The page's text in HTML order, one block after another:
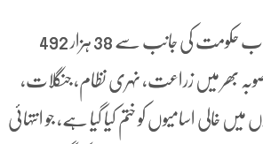
لاہور:امیر جماعت اسلامی لاہور ضیاء الدین انصاری ایڈووکیٹ نے کہا ہے کہ پنجاب حکومت کی جانب سے 38 ہزار 492
بھر میں زراعت، نہری نظام، جنگلات،
خالی اسامیوں کو ختم کیا گیا ہے، جو انتہائی